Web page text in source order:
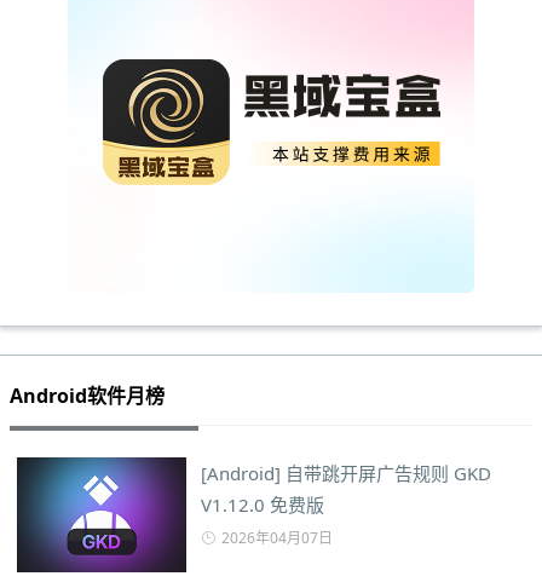
Android软件月榜
[Android] 自带跳开屏广告规则 GKD
V1.12.0 免费版
2026年04月07日